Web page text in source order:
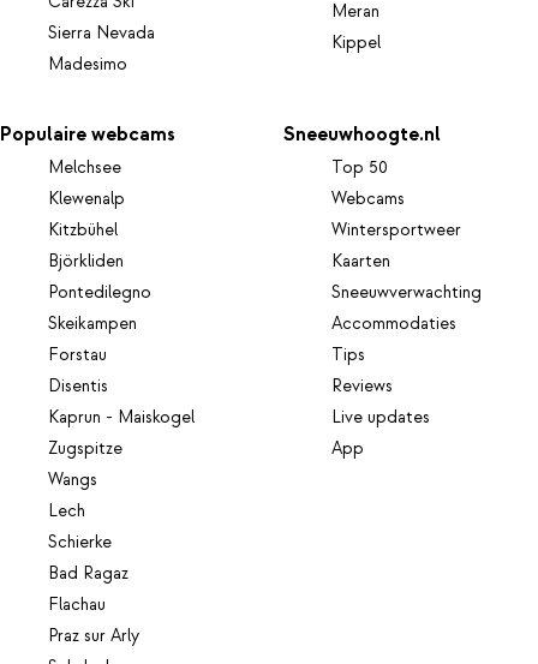
Sierra Nevada
Madesimo
Meran
Kippel
Populaire webcams
Melchsee
Klewenalp
Kitzbühel
Björkliden
Pontedilegno
Skeikampen
Forstau
Disentis
Kaprun - Maiskogel
Zugspitze
Wangs
Lech
Schierke
Bad Ragaz
Flachau
Praz sur Arly
Sneeuwhoogte.nl
Top 50
Webcams
Wintersportweer
Kaarten
Sneeuwverwachting
Accommodaties
Tips
Reviews
Live updates
App